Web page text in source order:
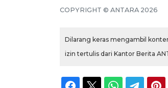
COPYRIGHT © ANTARA 2026
Dilarang keras mengambil
izin tertulis dari Kantor Berita